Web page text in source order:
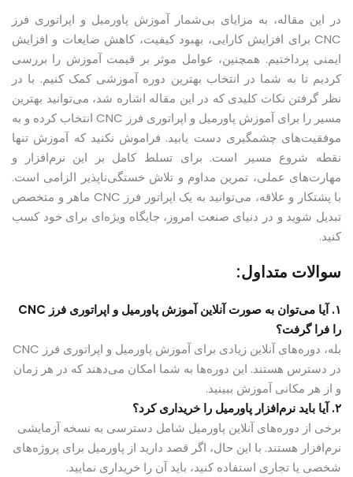
در این مقاله، به مزایای بی‌شمار آموزش پاورمیل و اپراتوری فرز
CNC برای افزایش کارایی، بهبود کیفیت، کاهش ضایعات و افزایش
ایمنی پرداختیم. همچنین، عوامل موثر بر قیمت آموزش را بررسی
کردیم تا به شما در انتخاب بهترین دوره آموزشی کمک کنیم. با در
نظر گرفتن نکات کلیدی که در این مقاله اشاره شد، می‌توانید بهترین
مسیر را برای آموزش پاورمیل و اپراتوری فرز CNC انتخاب کرده و به
موفقیت‌های چشمگیری دست یابید. فراموش نکنید که آموزش تنها
نقطه شروع مسیر است. برای تسلط کامل بر این نرم‌افزار و
مهارت‌های عملی، تمرین مداوم و تلاش خستگی‌ناپذیر الزامی است.
با پشتکار و علاقه، می‌توانید به یک اپراتور فرز CNC ماهر و متخصص
تبدیل شوید و در دنیای صنعت امروز، جایگاه ویژه‌ای برای خود کسب
کنید.
سوالات متداول:
۱. آیا می‌توان به صورت آنلاین آموزش پاورمیل و اپراتوری فرز CNC
را فرا گرفت؟
بله، دوره‌های آنلاین زیادی برای آموزش پاورمیل و اپراتوری فرز CNC
در دسترس هستند. این دوره‌ها به شما امکان می‌دهند که در هر زمان
و از هر مکانی آموزش ببینید.
۲. آیا باید نرم‌افزار پاورمیل را خریداری کرد؟
برخی از دوره‌های آنلاین پاورمیل شامل دسترسی به نسخه آزمایشی
نرم‌افزار هستند. با این حال، اگر قصد دارید از پاورمیل برای پروژه‌های
شخصی یا تجاری استفاده کنید، باید آن را خریداری نمایید.